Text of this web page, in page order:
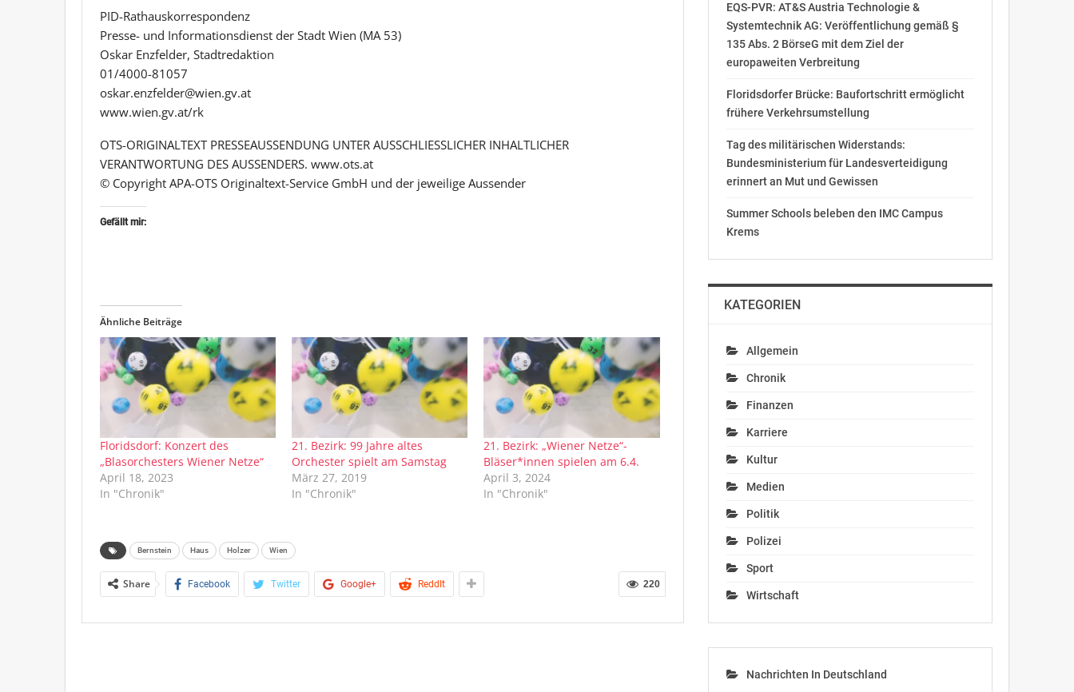
PID-Rathauskorrespondenz
Presse- und Informationsdienst der Stadt Wien (MA 53)
Oskar Enzfelder, Stadtredaktion
01/4000-81057
oskar.enzfelder@wien.gv.at
www.wien.gv.at/rk
OTS-ORIGINALTEXT PRESSEAUSSENDUNG UNTER AUSSCHLIESSLICHER INHALTLICHER
VERANTWORTUNG DES AUSSENDERS. www.ots.at
© Copyright APA-OTS Originaltext-Service GmbH und der jeweilige Aussender
Gefällt mir:
Ähnliche Beiträge
Floridsdorf: Konzert des
„Blasorchesters Wiener Netze“
April 18, 2023
In "Chronik"
21. Bezirk: 99 Jahre altes
Orchester spielt am Samstag
März 27, 2019
In "Chronik"
21. Bezirk: „Wiener Netze“-
Bläser*innen spielen am 6.4.
April 3, 2024
In "Chronik"
Bernstein Haus Holzer Wien
220
Share Facebook Twitter Google+ ReddIt
EQS-PVR: AT&S Austria Technologie &
Systemtechnik AG: Veröffentlichung gemäß §
135 Abs. 2 BörseG mit dem Ziel der
europaweiten Verbreitung
Floridsdorfer Brücke: Baufortschritt ermöglicht
frühere Verkehrsumstellung
Tag des militärischen Widerstands:
Bundesministerium für Landesverteidigung
erinnert an Mut und Gewissen
Summer Schools beleben den IMC Campus
Krems
KATEGORIEN
Allgemein
Chronik
Finanzen
Karriere
Kultur
Medien
Politik
Polizei
Sport
Wirtschaft
Nachrichten In Deutschland